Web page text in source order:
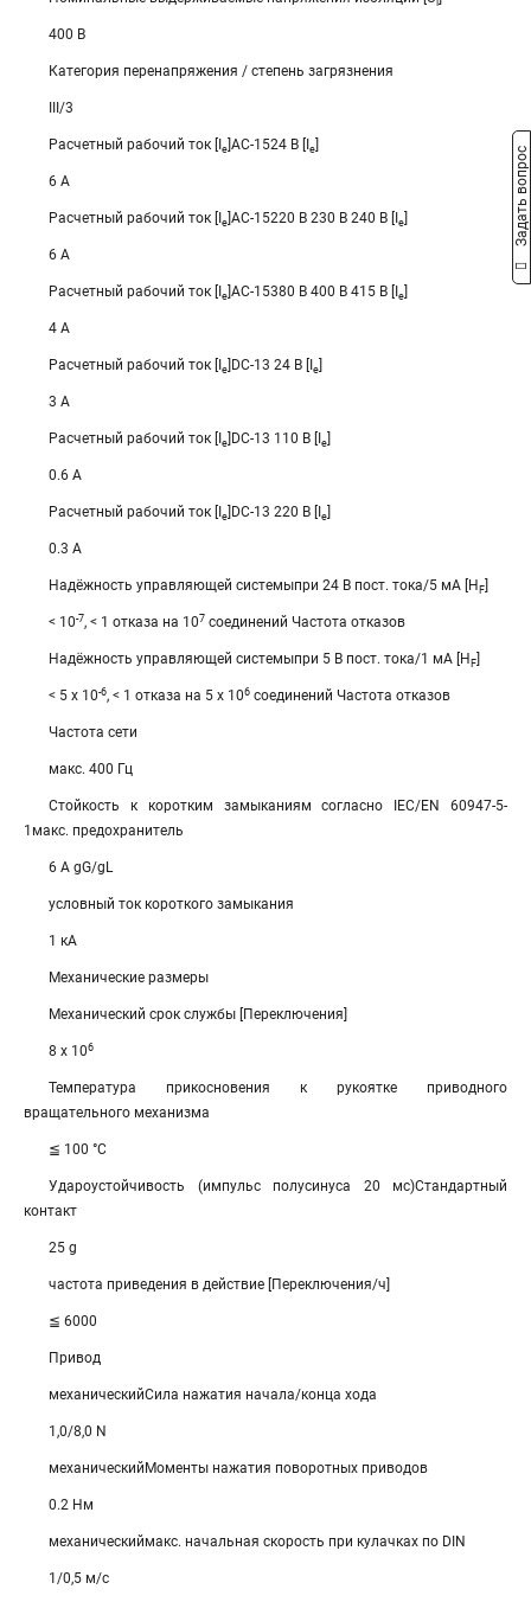
400 В
Категория перенапряжения / степень загрязнения
III/3
Расчетный рабочий ток [I e ]AC-1524 В [I e
6 A
Расчетный рабочий ток [I e ]AC-15220 В 230 В 240 В [I e
6 A
Расчетный рабочий ток [I e ]AC-15380 В 400 В 415 В [I e
4 A
Расчетный рабочий ток [I e ]DC-13 24 В [I e
3 A
Расчетный рабочий ток [I e ]DC-13 110 В [I e
0.6 A
Расчетный рабочий ток [I e ]DC-13 220 В [I e
0.3 A
Надёжность управляющей системыпри 24 В пост. тока/5 мА [H F
< 10-7, < 1 отказа на 107 соединений Частота отказов
Надёжность управляющей системыпри 5 В пост. тока/1 мА [H F
< 5 x 10-6, < 1 отказа на 5 x 106 соединений Частота отказов
Частота сети
макс. 400 Гц
Стойкость к коротким замыканиям согласно IEC/EN 60947-5-
1макс. предохранитель
6 A gG/gL
условный ток короткого замыкания
1 кА
Механические размеры
Механический срок службы [Переключения]
8 x 106
Температура прикосновения к рукоятке приводного
вращательного механизма
≦ 100 °C
Удароустойчивость (импульс полусинуса 20 мс)Стандартный
контакт
25 g
частота приведения в действие [Переключения/ч]
≦ 6000
Привод
механическийСила нажатия начала/конца хода
1,0/8,0 N
механическийМоменты нажатия поворотных приводов
0.2 Нм
механическиймакс. начальная скорость при кулачках по DIN
1/0,5 м/с
Задать вопрос